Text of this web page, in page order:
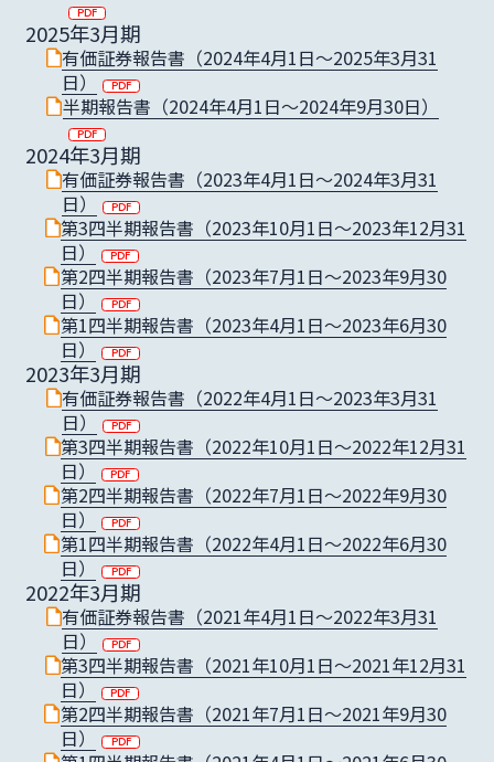
2025年3月期
有価証券報告書（2024年4月1日〜2025年3月31
日）
半期報告書（2024年4月1日〜2024年9月30日）
2024年3月期
有価証券報告書（2023年4月1日〜2024年3月31
日）
第3四半期報告書（2023年10月1日～2023年12月31
日）
第2四半期報告書（2023年7月1日～2023年9月30
日）
第1四半期報告書（2023年4月1日〜2023年6月30
日）
2023年3月期
有価証券報告書（2022年4月1日〜2023年3月31
日）
第3四半期報告書（2022年10月1日～2022年12月31
日）
第2四半期報告書（2022年7月1日～2022年9月30
日）
第1四半期報告書（2022年4月1日～2022年6月30
日）
2022年3月期
有価証券報告書（2021年4月1日〜2022年3月31
日）
第3四半期報告書（2021年10月1日〜2021年12月31
日）
第2四半期報告書（2021年7月1日〜2021年9月30
日）
language日本語English